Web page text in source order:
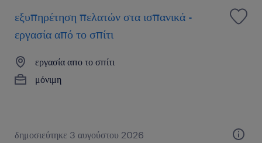
εξυπηρέτηση πελατών στα ισπανικά -
εργασία από το σπίτι
εργασία απο το σπίτι
μόνιμη
δημοσιεύτηκε 3 αυγούστου 2026